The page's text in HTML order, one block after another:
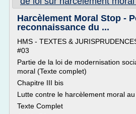
Harcèlement Moral Stop -
reconnaissance du ...
HMS - TEXTES &
#03
Partie de la loi de modernisation
moral (Texte complet)
Chapitre III bis
Lutte contre le harcèlement moral
Texte Complet